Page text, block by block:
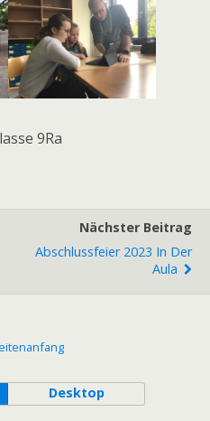
9Ra
Nächster Beitrag
Abschlussfeier 2023 In Der
Aula
Desktop